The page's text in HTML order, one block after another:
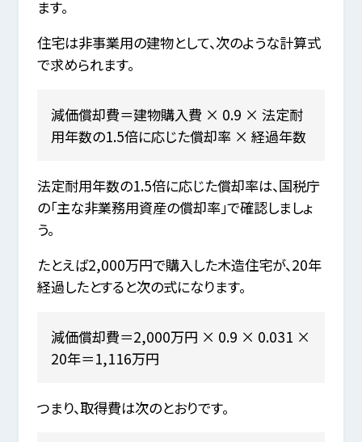
ます。
住宅は非事業用の建物として、次のような計算式
で求められます。
減価償却費＝建物購入費 × 0.9 × 法定耐
用年数の1.5倍に応じた償却率 × 経過年数
法定耐用年数の1.5倍に応じた償却率は、国税庁
の「主な非業務用資産の償却率」で確認しましょ
う。
たとえば2,000万円で購入した木造住宅が、20年
経過したとすると次の式になります。
減価償却費＝2,000万円 × 0.9 × 0.031 ×
20年＝1,116万円
つまり、取得費は次のとおりです。